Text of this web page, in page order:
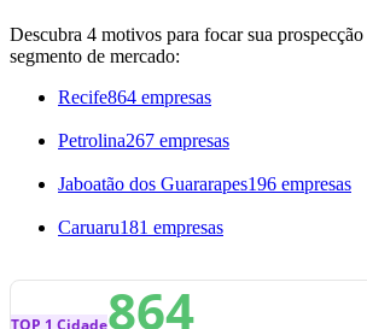
Descubra 4 motivos para focar sua prospecção
segmento de mercado:
Recife864 empresas
Petrolina267 empresas
Jaboatão dos Guararapes196 empresas
Caruaru181 empresas
TOP 1 Cidade864